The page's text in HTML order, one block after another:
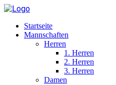
Startseite
Mannschaften
Herren
1. Herren
2. Herren
3. Herren
Damen